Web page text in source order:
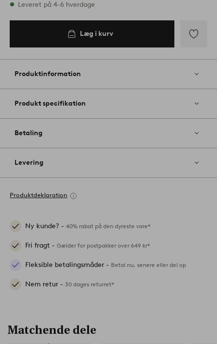
På lager
Leveret på 4-6 hverdage
Læg i kurv
til
Produktinformation
Produkt specifikation
Betaling
Levering
Produktdeklaration
Ny kunde? - 40% rabat på den dyreste vare*
Fri fragt - Gælder for postpakker over 649 kr*
Fleksible betalingsmåder - Betal nu, senere eller del op
Nem retur - 30 dages returret*
Matchende dele